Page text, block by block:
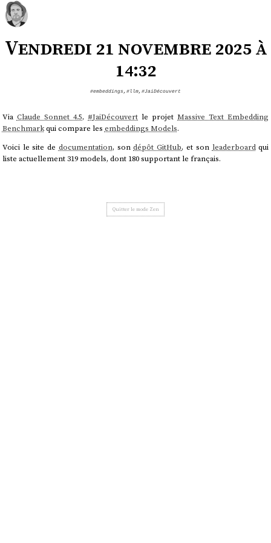
Vendredi 21 novembre 2025 à
14:32
#embeddings, #llm, #JaiDécouvert
Via Claude Sonnet 4.5, #JaiDécouvert le projetMassive Text Embedding
Benchmarkqui compare les embeddings Models.
Voici le site de documentation, sondépôt GitHub, et son leaderboardqui
liste actuellement 319 models, dont 180 supportant le français.
Quitter le mode Zen